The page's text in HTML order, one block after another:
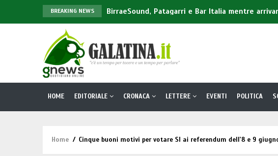
BREAKING NEWS
BirraeSound, Patagarri e Bar Italia mentre
Città d’Arte e Città della Guarigione, le scelte
Cocaina nella sigaretta elettronica, in un
Galatina
navigation
HOME EDITORIALE CRONACA LETTERE EVENTI POLITICA
Briciole
Home / Cinque buoni motivi per votare SI ai referendum dell'8 e 9